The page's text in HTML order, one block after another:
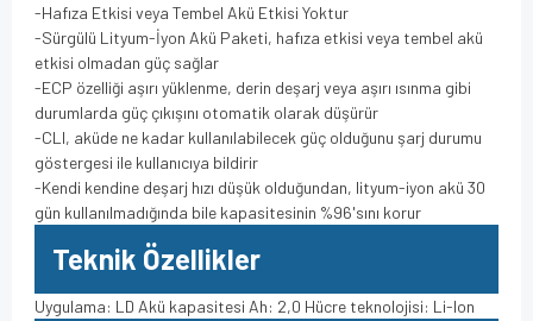
-Hafıza Etkisi veya Tembel Akü Etkisi Yoktur
-Sürgülü Lityum-İyon Akü Paketi, hafıza etkisi veya tembel akü
etkisi olmadan güç sağlar
-ECP özelliği aşırı yüklenme, derin deşarj veya aşırı ısınma gibi
durumlarda güç çıkışını otomatik olarak düşürür
-CLI, aküde ne kadar kullanılabilecek güç olduğunu şarj durumu
göstergesi ile kullanıcıya bildirir
-Kendi kendine deşarj hızı düşük olduğundan, lityum-iyon akü 30
gün kullanılmadığında bile kapasitesinin %96'sını korur
Teknik Özellikler
Uygulama: LD Akü kapasitesi Ah: 2,0 Hücre teknolojisi: Li-Ion